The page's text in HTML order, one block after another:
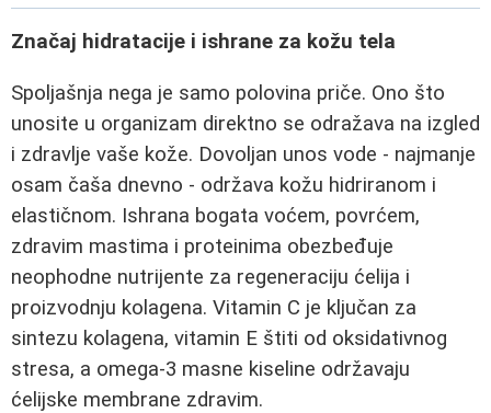
Značaj hidratacije i ishrane za kožu tela
Spoljašnja nega je samo polovina priče. Ono što
unosite u organizam direktno se odražava na izgled
i zdravlje vaše kože. Dovoljan unos vode - najmanje
osam čaša dnevno - održava kožu hidriranom i
elastičnom. Ishrana bogata voćem, povrćem,
zdravim mastima i proteinima obezbeđuje
neophodne nutrijente za regeneraciju ćelija i
proizvodnju kolagena. Vitamin C je ključan za
sintezu kolagena, vitamin E štiti od oksidativnog
stresa, a omega-3 masne kiseline održavaju
ćelijske membrane zdravim.